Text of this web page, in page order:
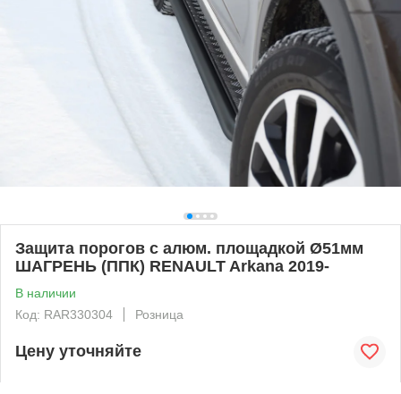
Защита порогов с алюм. площадкой Ø51мм
ШАГРЕНЬ (ППК) RENAULT Arkana 2019-
В наличии
Код: RAR330304
Розница
Цену уточняйте